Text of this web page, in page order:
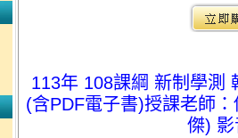
113年 108課綱 新制學測
(含PDF電子書)授課老師
傑) 影